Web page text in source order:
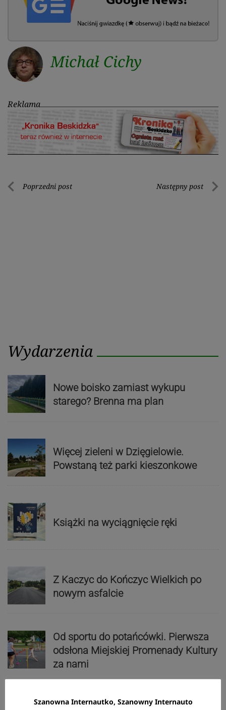
Michał Cichy
Reklama
Nawigacja
Poprzedni post Następny post
Wydarzenia
Nowe boisko zamiast wykupu
starego? Brenna ma plan
Więcej zieleni w Dzięgielowie.
Powstaną też parki kieszonkowe
Książki na wyciągnięcie ręki
Z Kaczyc do Kończyc Wielkich po
nowym asfalcie
Od sportu do potańcówki. Pierwsza
odsłona Miejskiej Promenady Kultury
za nami
ReklamaSzanowna Internautko, Szanowny Internauto